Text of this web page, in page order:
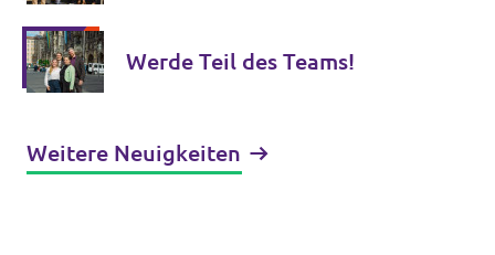
Werde Teil des Teams!
Weitere Neuigkeiten